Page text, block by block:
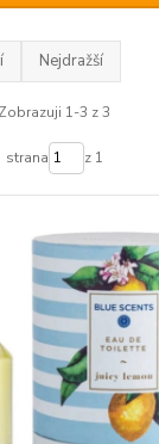
Nejdražší
Zobrazuji 1-3 z 3
strana z 1